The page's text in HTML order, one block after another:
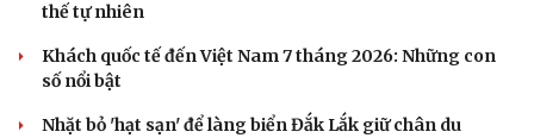
thế tự nhiên
Khách quốc tế đến Việt Nam 7 tháng 2026: Những con
số nổi bật
Nhặt bỏ 'hạt sạn' để làng biển Đắk Lắk giữ chân du